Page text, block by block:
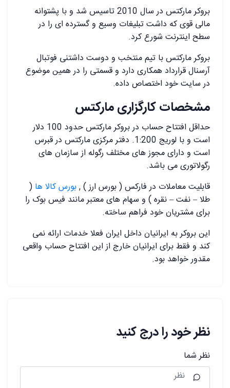
بروکر مارکتس در سال 2010 تاسیس شد و با پشتوانه
مالی قوی که داشت تبلیغات وسیع و گسترده ای را در
سطح اینترنت شورع کرد.
بروکر مارکتس با تیم منتخب و دوست داشتنی فوتبال
آرسنال قرارداد همکاری دارد و قسمتی را در همین موضوع
در سایت خود اختصاص داده.
مشخصات کارگزاری مارکتس
حداقل افتتاح حساب در بروکر مارکتس حدود 100 دلار
است و با لوریج 1:200. دفتر مرکزی مارکتس در قبرس
است و دارای مجوز های مختلف رگوله از سازمان های
رگولاتوری می باشد.
قابلیت معاملات در فارکس ( بورس ارز ) ,بورس کالا ها (
طلا – نفت – نقره ) و سهام های معتبر مانند فیس بوک را
برای مشتریان خود فراهم ساخته.
این بروکر به ایرانیان داخل ایران فعلا خدمات ارائه نمی
کند و فقط برای ایرانیان خارج از این افتتاح حساب واقعی
مقدور خواهد بود.
نظر خود را درج کنید
نظر شما